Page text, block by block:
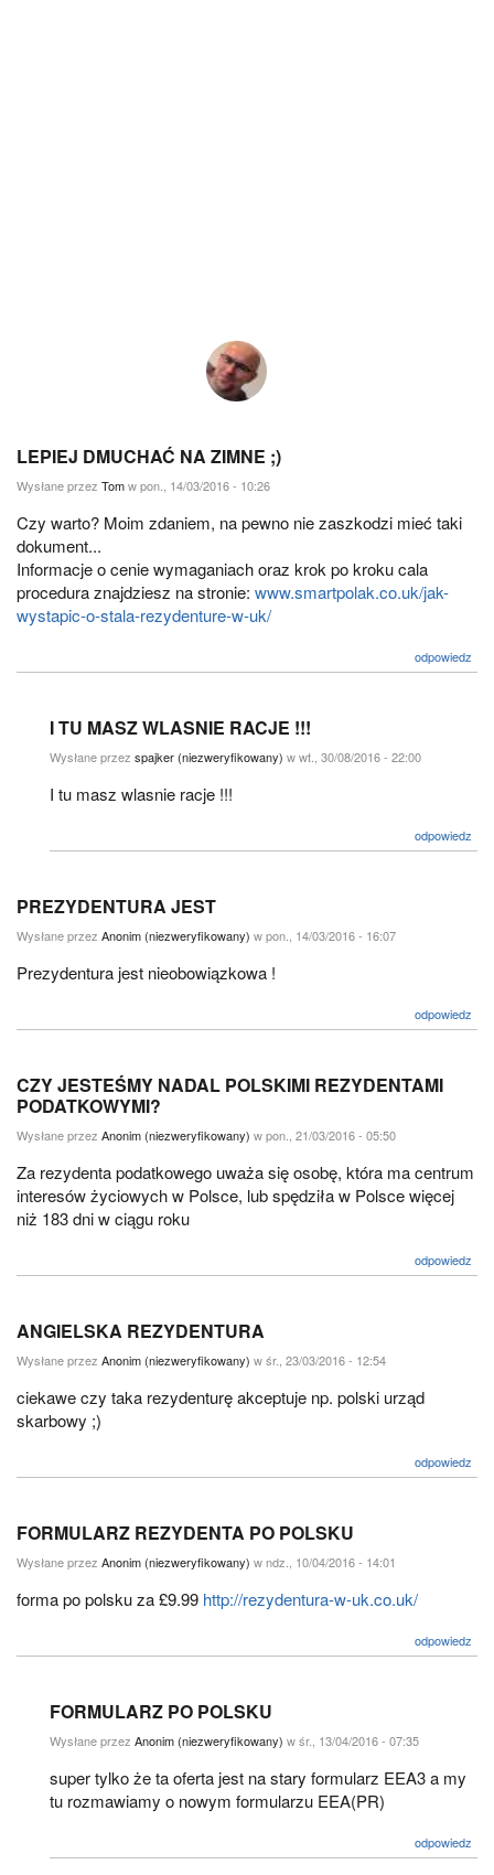
LEPIEJ DMUCHAĆ NA ZIMNE ;)
Wysłane przez Tomw pon., 14/03/2016 - 10:26
Czy warto? Moim zdaniem, na pewno nie zaszkodzi mieć taki
dokument...
Informacje o cenie wymaganiach oraz krok po kroku cala
procedura znajdziesz na stronie: www.smartpolak.co.uk/jak-
wystapic-o-stala-rezydenture-w-uk/
odpowiedz
I TU MASZ WLASNIE RACJE !!!
Wysłane przez spajker (niezweryfikowany) w wt., 30/08/2016 - 22:00
I tu masz wlasnie racje !!!
odpowiedz
PREZYDENTURA JEST
Wysłane przez Anonim (niezweryfikowany) w pon., 14/03/2016 - 16:07
Prezydentura jest nieobowiązkowa !
odpowiedz
CZY JESTEŚMY NADAL POLSKIMI REZYDENTAMI
PODATKOWYMI?
Wysłane przez Anonim (niezweryfikowany) w pon., 21/03/2016 - 05:50
Za rezydenta podatkowego uważa się osobę, która ma centrum
interesów życiowych w Polsce, lub spędziła w Polsce więcej
niż 183 dni w ciągu roku
odpowiedz
ANGIELSKA REZYDENTURA
Wysłane przez Anonim (niezweryfikowany) w śr., 23/03/2016 - 12:54
ciekawe czy taka rezydenturę akceptuje np. polski urząd
skarbowy ;)
odpowiedz
FORMULARZ REZYDENTA PO POLSKU
Wysłane przez Anonim (niezweryfikowany) w ndz., 10/04/2016 - 14:01
forma po polsku za £9.99 http://rezydentura-w-uk.co.uk/
odpowiedz
FORMULARZ PO POLSKU
Wysłane przez Anonim (niezweryfikowany) w śr., 13/04/2016 - 07:35
super tylko że ta oferta jest na stary formularz EEA3 a my
tu rozmawiamy o nowym formularzu EEA(PR)
odpowiedz